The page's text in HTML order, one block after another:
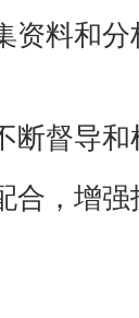
资料和
断督导
合，增